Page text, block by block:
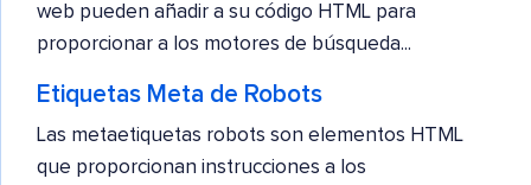
web pueden añadir a su código HTML para
proporcionar a los motores de búsqueda...
Etiquetas Meta de Robots
Las metaetiquetas robots son elementos HTML
que proporcionan instrucciones a los